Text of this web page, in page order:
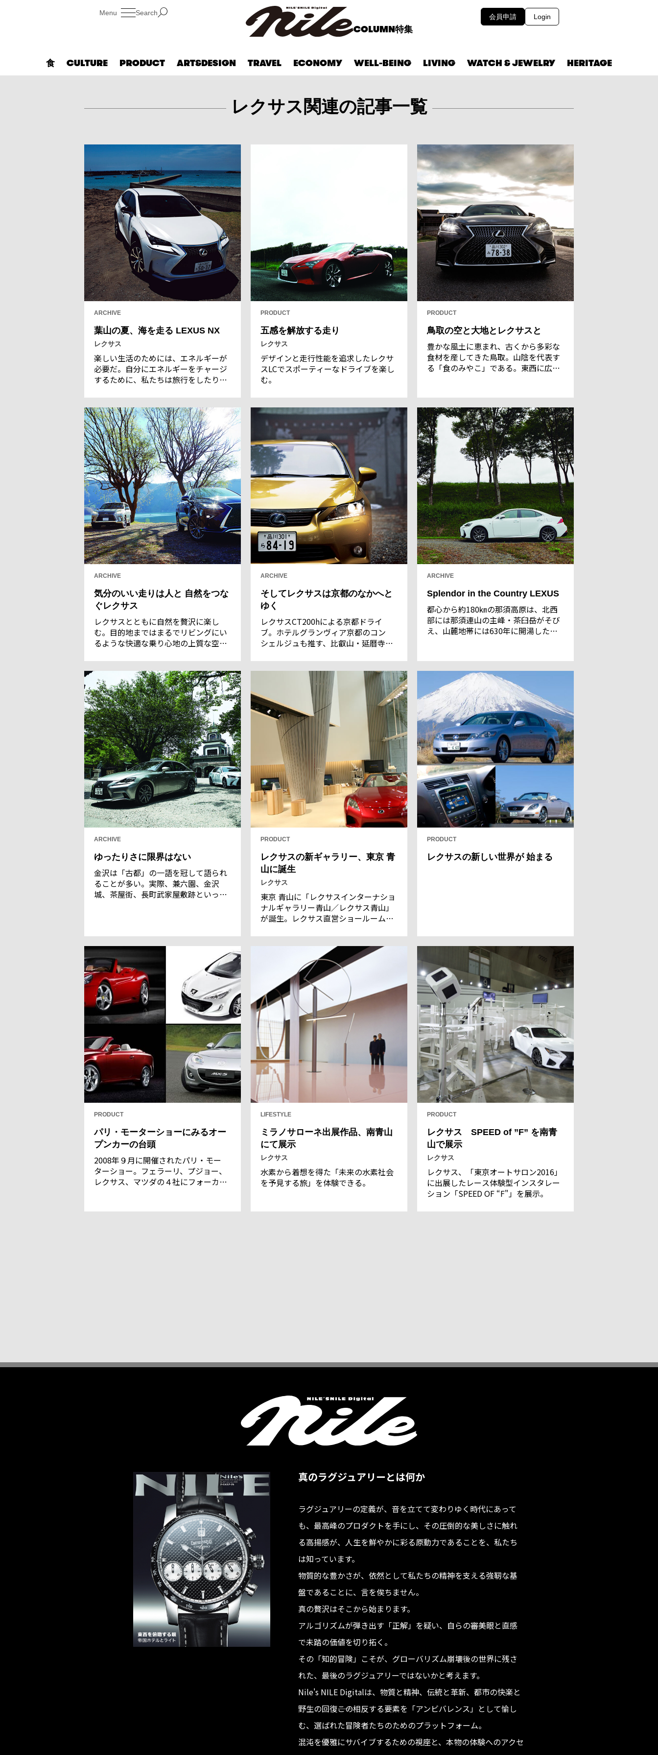
Search
COLUMN特集
会員申請 Login
食 CULTURE PRODUCT ART&DESIGN TRAVEL ECONOMY WELL-BEING LIVING WATCH & JEWELRY HERITAGE
レクサス関連の記事一覧
ARCHIVE
葉山の夏、海を走る LEXUS NX
レクサス
楽しい生活のためには、エネルギーが
必要だ。自分にエネルギーをチャージ
するために、私たちは旅行をしたり、
しい食事をしたりする。また、いいク
ルマも、私たちにとって大事なエネル
ギーを供給してくれる。
PRODUCT
五感を解放する走り
レクサス
デザインと走行性能を追求したレクサ
スLCでスポーティーなドライブを楽し
む。
PRODUCT
鳥取の空と大地とレクサスと
豊かな風土に恵まれ、古くから多彩な
食材を産してきた鳥取。山陰を代表す
る「食のみやこ」である。東西に広い
ARCHIVE
気分のいい走りは人と 自然をつな
ぐレクサス
レクサスとともに自然を贅沢に楽し
む。目的地まではまるでリビングにい
るような快適な乗り心地の上質な空間
倒的な自然を自由に感じる。レクサス
で自然を違うカタチで味わえるグラン
ピングの旅に出た。
ARCHIVE
そしてレクサスは京都のなかへと
ゆく
レクサスCT200hによる京都ドライ
ブ。ホテルグランヴィア京都のコン
シェルジュも推す、比叡山・延暦寺へ
をいまも守る古都を回った。
ARCHIVE
Splendor in the Country LEXUS
都心から約180㎞の那須高原は、北西
部には那須連山の主峰・茶臼岳がそび
え、山麓地帯には630年に開湯した那
の中に、ヨーロッパの雰囲気がただよ
う牧場や修道院、ホテルがたたずんで
いる。ヨーロッパの田舎のような情緒
がある那須高原を、この秋、マイナー
チェンジを果たした新型レクサスISで
めぐる。この地にレクサスISでやって
くれば、高速道路やワインディング
ロードで“運転する気持ちよさ”を追求
できるだけでなく、異国情緒を感じる
修道院や牧場、ホテルを訪ねれば、ク
ルマに宿るデザイン性の高さも実感で
きるはずだ。この秋、新型レクサスIS
の走りとデザインの“輝き”を見つける
旅に出よう。
ARCHIVE
ゆったりさに限界はない
金沢は「古都」の一語を冠して語られ
ることが多い。実際、兼六園、金沢
城、茶屋街、長町武家屋敷跡といった
沢は単に歴史を誇る街というわけでは
ない。きわめて現代的――時には未来的で
すらある物事を取り入れ、伝統と併存
させている。こうした街を「先鋭‐精
妙の美」というフィロソフィーを持つ
レクサスでめぐる。
PRODUCT
レクサスの新ギャラリー、東京 青
山に誕生
レクサス
東京 青山に「レクサスインターナショ
ナルギャラリー青山／レクサス青山」
が誕生。レクサス直営ショールームと
WEB、名古屋 ミッドランドスクウエア
に続く全国で4か所目となる。
PRODUCT
レクサスの新しい世界が 始まる
PRODUCT
パリ・モーターショーにみるオー
プンカーの台頭
2008年９月に開催されたパリ・モー
ターショー。フェラーリ、プジョー、
レクサス、マツダの４社にフォーカス
LIFESTYLE
ミラノサローネ出展作品、南青山
にて展示
レクサス
水素から着想を得た「未来の水素社会
を予見する旅」を体験できる。
PRODUCT
レクサス SPEED of ”F” を南青
山で展示
レクサス
レクサス、「東京オートサロン2016」
に出展したレース体験型インスタレー
ション「SPEED OF “F"」を展示。
真のラグジュアリーとは何か
ラグジュアリーの定義が、音を立てて変わりゆく時代にあって
も、最高峰のプロダクトを手にし、その圧倒的な美しさに触れ
る高揚感が、人生を鮮やかに彩る原動力であることを、私たち
は知っています。
物質的な豊かさが、依然として私たちの精神を支える強靭な基
盤であることに、言を俟ちません。
真の贅沢はそこから始まります。
アルゴリズムが弾き出す「正解」を疑い、自らの審美眼と直感
で未踏の価値を切り拓く。
その「知的冒険」こそが、グローバリズム崩壊後の世界に残さ
れた、最後のラグジュアリーではないかと考えます。
Nile's NILE Digitalは、物質と精神、伝統と革新、都市の快楽と
野生の回復――この相反する要素を「アンビバレンス」として愉し
む、選ばれた冒険者たちのためのプラットフォーム。
混沌を優雅にサバイブするための視座と、本物の体験へのアクセ